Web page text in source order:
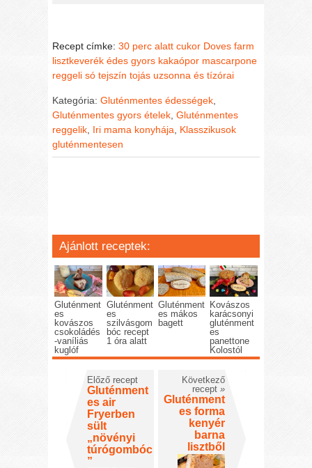
Recept címke:30 perc alatt cukor Doves farm
lisztkeverék édes gyors kakaópor mascarpone
reggeli só tejszín tojás uzsonna és tízórai
Kategória:Gluténmentes édességek,
Gluténmentes gyors ételek,Gluténmentes
reggelik, Iri mama konyhája, Klasszikusok
gluténmentesen
Ajánlott receptek:
Gluténment
es
kovászos
csokoládés
-vaníliás
kuglóf
Gluténment
es
szilvásgom
bóc recept
1 óra alatt
Gluténment
es mákos
bagett
Kovászos
karácsonyi
gluténment
es
panettone
Kolostól
Előző recept
Gluténment
es air
Fryerben
sült
„növényi
túrógombóc
”
Következő
recept »
Gluténment
es forma
kenyér
barna
lisztből